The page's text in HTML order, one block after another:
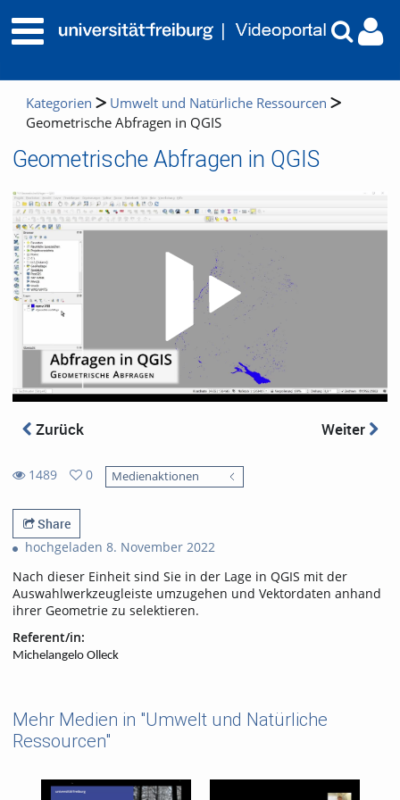
Kategorien
Umwelt und Natürliche Ressourcen
Geometrische Abfragen in QGIS
Geometrische Abfragen in QGIS
Zurück Weiter
1489
views
0
favorites
Medienaktionen
Share
hochgeladen 8. November 2022
Nach dieser Einheit sind Sie in der Lage in QGIS mit der
Auswahlwerkzeugleiste umzugehen und Vektordaten anhand
ihrer Geometrie zu selektieren.
Referent/in:
Michelangelo Olleck
Mehr Medien in "Umwelt und Natürliche
Ressourcen"